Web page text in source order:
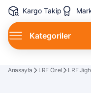
Kargo Takip
Kategoriler
Anasayfa LRF Özel LRF